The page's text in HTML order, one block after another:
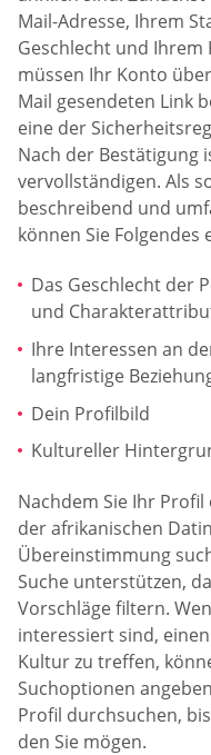
Mail-Adresse, Ihrem
Geschlecht und
müssen Ihr Konto
Mail gesendeten Link
eine der
Nach der Bestätigung
vervollständigen. Als
beschreibend und
können Sie Folgendes
Das Geschlecht der
und
Ihre Interessen an
langfristige
Dein Profilbild
Kultureller
Nachdem Sie Ihr
der afrikanischen
Übereinstimmung
Suche unterstützen,
Vorschläge filtern.
interessiert sind,
Kultur zu treffen,
Suchoptionen
Profil durchsuchen,
den Sie mögen.